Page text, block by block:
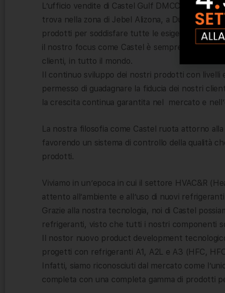
L’ufficio vendite di Castel Gulf DMCC si trova a
trova nella zona di Jebel Alizona, a Dubai. Il
prodotti per soddisfare tutte le esigenze dei
il nostro focus come Castel è sempre stato
clienti, in tutto il mondo.
Il continuo sviluppo dei nostri prodotti con livelli
permesso di guadagnare la fiducia dei nostri
la crescita continua garantita nel mercato e
La nostra filosofia come Castel ruota attorno
favorendo un sistema di controllo della qualità
prodotti.
Viviamo in un’epoca in cui il settore HVAC&R
attento all’ambiente e all’uso di nuovi
Grazie alla nostra tecnologia, noi di Castel
refrigeranti, visto che tutti i nostri componenti
Il nostor nuovo product development
progetti con refrigeranti A1, A2L e A3 (HFC,
Infatti, siamo riconosciuti dal mercato come
completa con una completa gamma di prodotti